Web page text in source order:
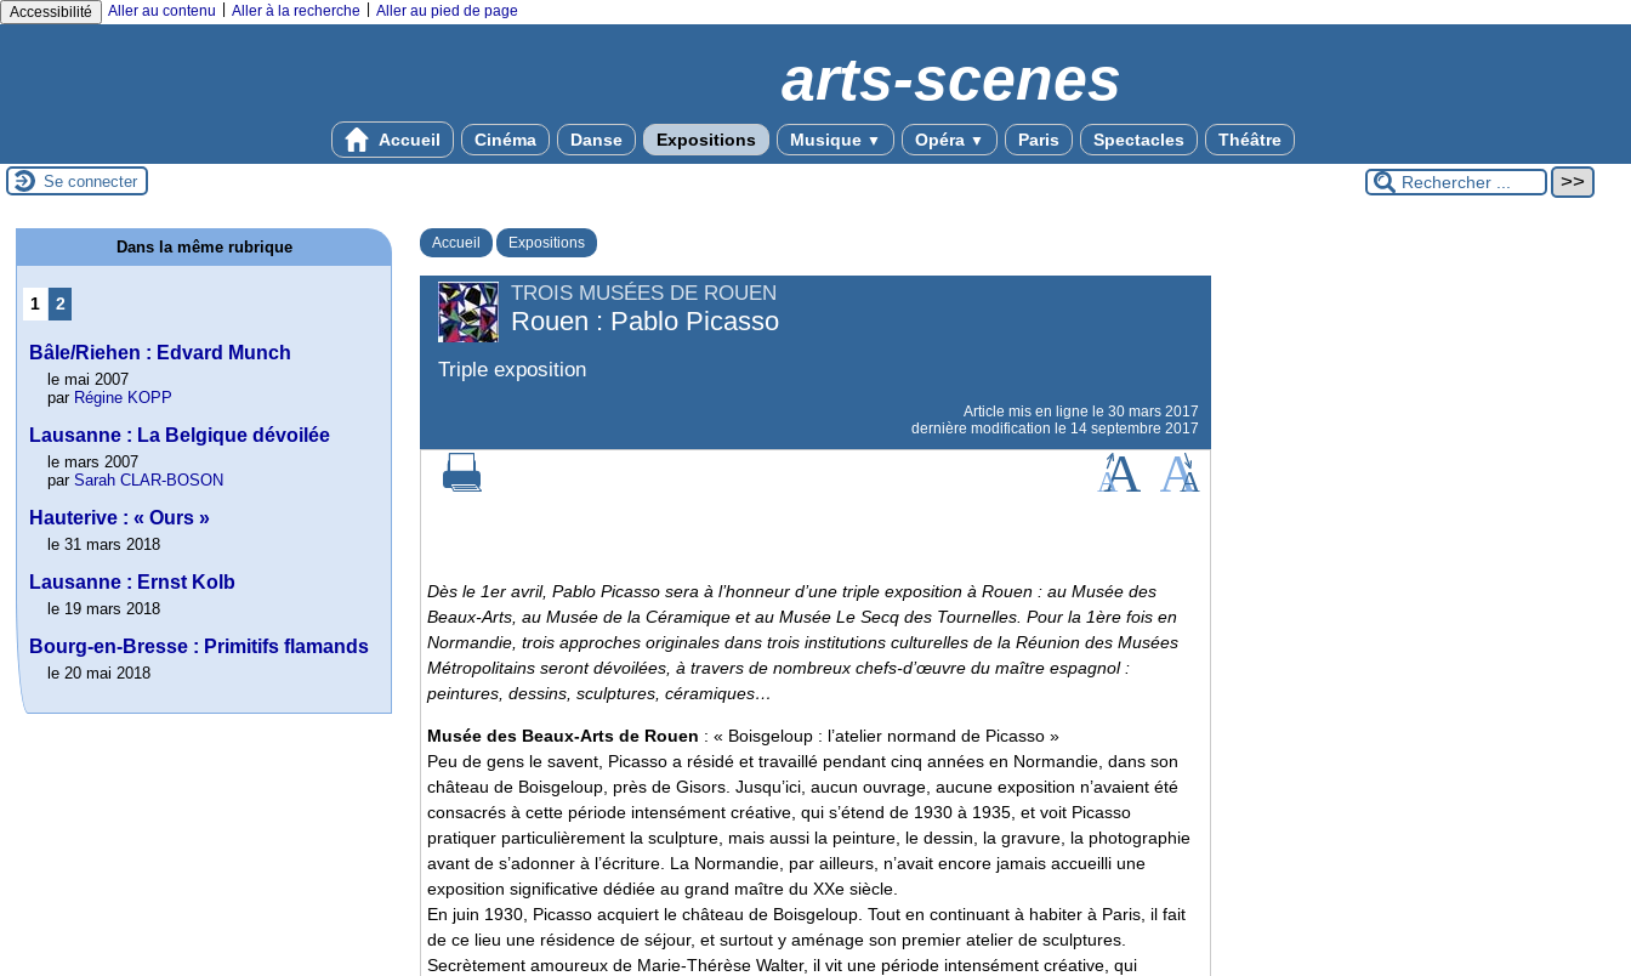
Accessibilité Aller au contenu Aller à la recherche Aller au pied de page
arts-scenes
Accueil Cinéma Danse Expositions Musique ▼ Opéra ▼ Paris Spectacles Théâtre
Se connecter
Accueil Expositions
TROIS MUSÉES DE ROUEN
Rouen : Pablo Picasso
Triple exposition
Article mis en ligne le 30 mars 2017
dernière modification le 14 septembre 2017
Dès le 1er avril, Pablo Picasso sera à l’honneur d’une triple exposition à Rouen : au Musée des
Beaux-Arts, au Musée de la Céramique et au Musée Le Secq des Tournelles. Pour la 1ère fois en
Normandie, trois approches originales dans trois institutions culturelles de la Réunion des Musées
Métropolitains seront dévoilées, à travers de nombreux chefs-d’œuvre du maître espagnol :
peintures, dessins, sculptures, céramiques…
Musée des Beaux-Arts de Rouen : « Boisgeloup : l’atelier normand de Picasso »
Peu de gens le savent, Picasso a résidé et travaillé pendant cinq années en Normandie, dans son
château de Boisgeloup, près de Gisors. Jusqu’ici, aucun ouvrage, aucune exposition n’avaient été
consacrés à cette période intensément créative, qui s’étend de 1930 à 1935, et voit Picasso
pratiquer particulièrement la sculpture, mais aussi la peinture, le dessin, la gravure, la photographie
avant de s’adonner à l’écriture. La Normandie, par ailleurs, n’avait encore jamais accueilli une
exposition significative dédiée au grand maître du XXe siècle.
En juin 1930, Picasso acquiert le château de Boisgeloup. Tout en continuant à habiter à Paris, il fait
de ce lieu une résidence de séjour, et surtout y aménage son premier atelier de sculptures.
Secrètement amoureux de Marie-Thérèse Walter, il vit une période intensément créative, qui
Dans la même rubrique
1 2
Bâle/Riehen : Edvard Munch
le mai 2007
par Régine KOPP
Lausanne : La Belgique dévoilée
le mars 2007
parSarah CLAR-BOSON
Hauterive : « Ours »
le 31 mars 2018
Lausanne : Ernst Kolb
le 19 mars 2018
Bourg-en-Bresse : Primitifs flamands
le 20 mai 2018